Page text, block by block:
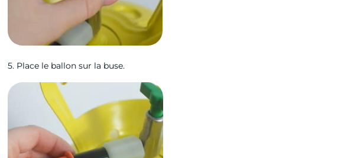
5. Place le ballon sur la buse.